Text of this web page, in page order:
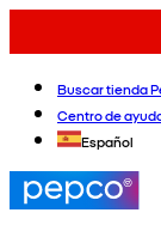
Buscar tienda
Centro de
Español